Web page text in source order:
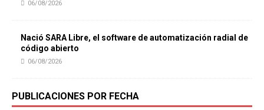
06/08/2026
Nació SARA Libre, el software de automatización radial de
código abierto
06/08/2026
PUBLICACIONES POR FECHA